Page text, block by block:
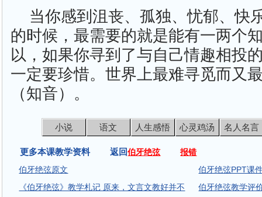
当你感到沮丧、孤独、忧郁、快
的时候，最需要的就是能有一两个
以，如果你寻到了与自己情趣相投
一定要珍惜。世界上最难寻觅而又
（知音）。
小说 语文 人生感悟 心灵鸡汤 名人名言
更多本课教学资料 返回伯牙绝弦
报错
伯牙绝弦原文
伯牙绝弦PPT课
《伯牙绝弦》教学札记 原来，文言文教好并不
伯牙绝弦教学评